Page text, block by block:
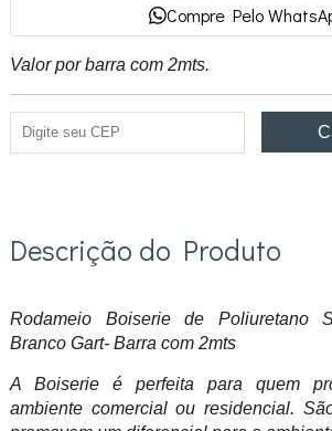
Compre Pelo
Valor por barra com 2mts.
Descrição do Produto
Rodameio Boiserie de Poliuretano
Branco Gart- Barra com 2mts
A Boiserie é perfeita para quem
ambiente comercial ou residencial.